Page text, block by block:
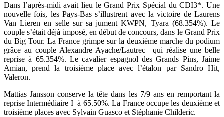
Dans l’après-midi avait lieu le Grand Prix Spécial du CDI3*. Une
nouvelle fois, les Pays-Bas s’illustrent avec la victoire de Laurens
Van Lieren en selle sur sa jument KWPN, Tyara (68.354%). Le
couple s’était déjà imposé, en début de concours, dans le Grand Prix
du Big Tour. La France grimpe sur la deuxième marche du podium
grâce au couple Alexandre Ayache/Lautrec qui réalise une belle
reprise à 65.354%. Le cavalier espagnol des Grands Pins, Jaime
Amian, prend la troisième place avec l’étalon par Sandro Hit,
Valeron.
Mattias Jansson conserve la tête dans les 7/9 ans en remportant la
reprise Intermédiaire I à 65.50%. La France occupe les deuxième et
troisième places avec Sylvain Guasco et Stéphanie Childeric.